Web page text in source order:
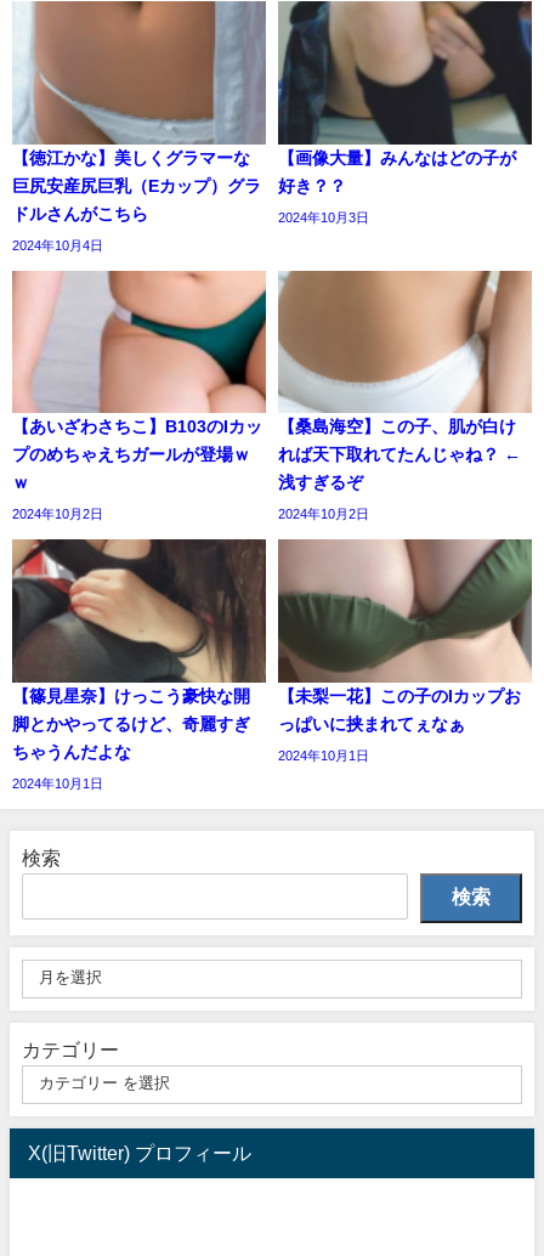
【徳江かな】美しくグラマーな
巨尻安産尻巨乳（Eカップ）グラ
ドルさんがこちら
2024年10月4日
【画像大量】みんなはどの子が
好き？？
2024年10月3日
【あいざわさちこ】B103のIカッ
プのめちゃえちガールが登場ｗ
ｗ
2024年10月2日
【桑島海空】この子、肌が白け
れば天下取れてたんじゃね？ ←
浅すぎるぞ
2024年10月2日
【篠見星奈】けっこう豪快な開
脚とかやってるけど、奇麗すぎ
ちゃうんだよな
2024年10月1日
【未梨一花】この子のIカップお
っぱいに挟まれてぇなぁ
2024年10月1日
検索
検索
カテゴリー
X(旧Twitter) プロフィール